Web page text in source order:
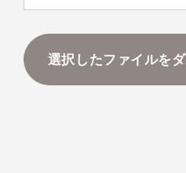
選択したファイルを